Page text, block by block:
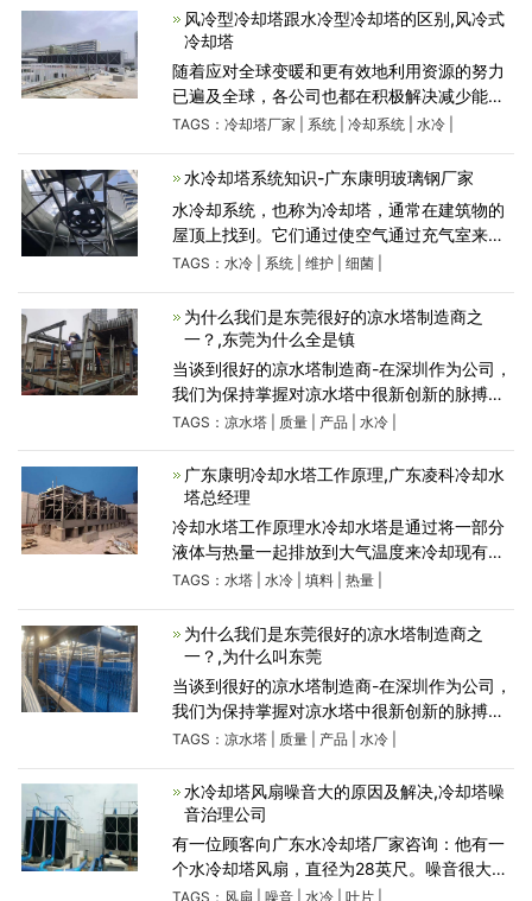
机组系统包括冷
风冷型冷却塔跟水冷型冷却塔的区别,风冷式
冷却塔
随着应对全球变暖和更有效地利用资源的努力
已遍及全球，各公司也都在积极解决减少能耗
和资源消耗的问题。在这方面，广东冷却塔厂
它将风冷型封闭
TAGS： 冷却塔厂家 系统| 冷却系统| 水冷|
水冷却塔系统知识-广东康明玻璃钢厂家
水冷却系统，也称为冷却塔，通常在建筑物的
屋顶上找到。它们通过使空气通过充气室来冷
却来自空调的暖空气。暖空气可为病菌和其他
的义务是什么？理
TAGS： 水冷| 系统| 维护| 细菌|
为什么我们是东莞很好的凉水塔制造商之
一？,东莞为什么全是镇
当谈到很好的凉水塔制造商-在深圳作为公司，
我们为保持掌握对凉水塔中很新创新的脉搏而
感到自豪，为客户提供安全，效率和耐用性。
类型。这些关键
TAGS： 凉水塔| 质量| 产品 水冷|
广东康明冷却水塔工作原理,广东凌科冷却水
塔总经理
冷却水塔工作原理水冷却水塔是通过将一部分
液体与热量一起排放到大气温度来冷却现有液
体温度的系统。根据运行原理，风扇类型和尺
如果这将是一个简
TAGS： 水塔| 水冷| 填料| 热量|
为什么我们是东莞很好的凉水塔制造商之
一？,为什么叫东莞
当谈到很好的凉水塔制造商-在深圳作为公司，
我们为保持掌握对凉水塔中很新创新的脉搏而
感到自豪，为客户提供安全，效率和耐用性。
类型。这些关键
TAGS： 凉水塔| 质量| 产品 水冷|
水冷却塔风扇噪音大的原因及解决,冷却塔噪
音治理公司
有一位顾客向广东水冷却塔厂家咨询：他有一
个水冷却塔风扇，直径为28英尺。噪音很大。
经过调试它的所有参数都在推荐的限制范围
TAGS： 风扇 噪音| 水冷| 叶片|